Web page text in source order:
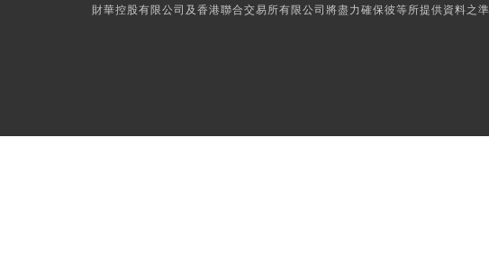
財華控股有限公司及香港聯合交易所有限公司將盡力確保彼等所提供資料之